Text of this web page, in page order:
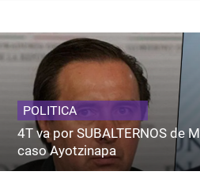
POLITICA
4T va por SUBALTERNOS de
caso Ayotzinapa